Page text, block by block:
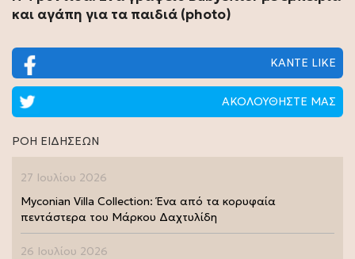
και αγάπη για τα παιδιά (photo)
ΚΑΝΤΕ LIKE
ΑΚΟΛΟΥΘΗΣΤΕ ΜΑΣ
ΡΟΗ ΕΙΔΗΣΕΩΝ
27 Ιουλίου 2026
Myconian Villa Collection: Ένα από τα κορυφαία
πεντάστερα του Μάρκου Δαχτυλίδη
26 Ιουλίου 2026